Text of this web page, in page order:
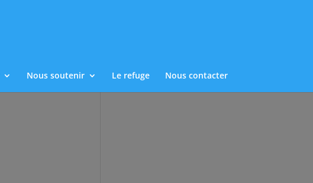
Nous soutenir Le refuge Nous contacter